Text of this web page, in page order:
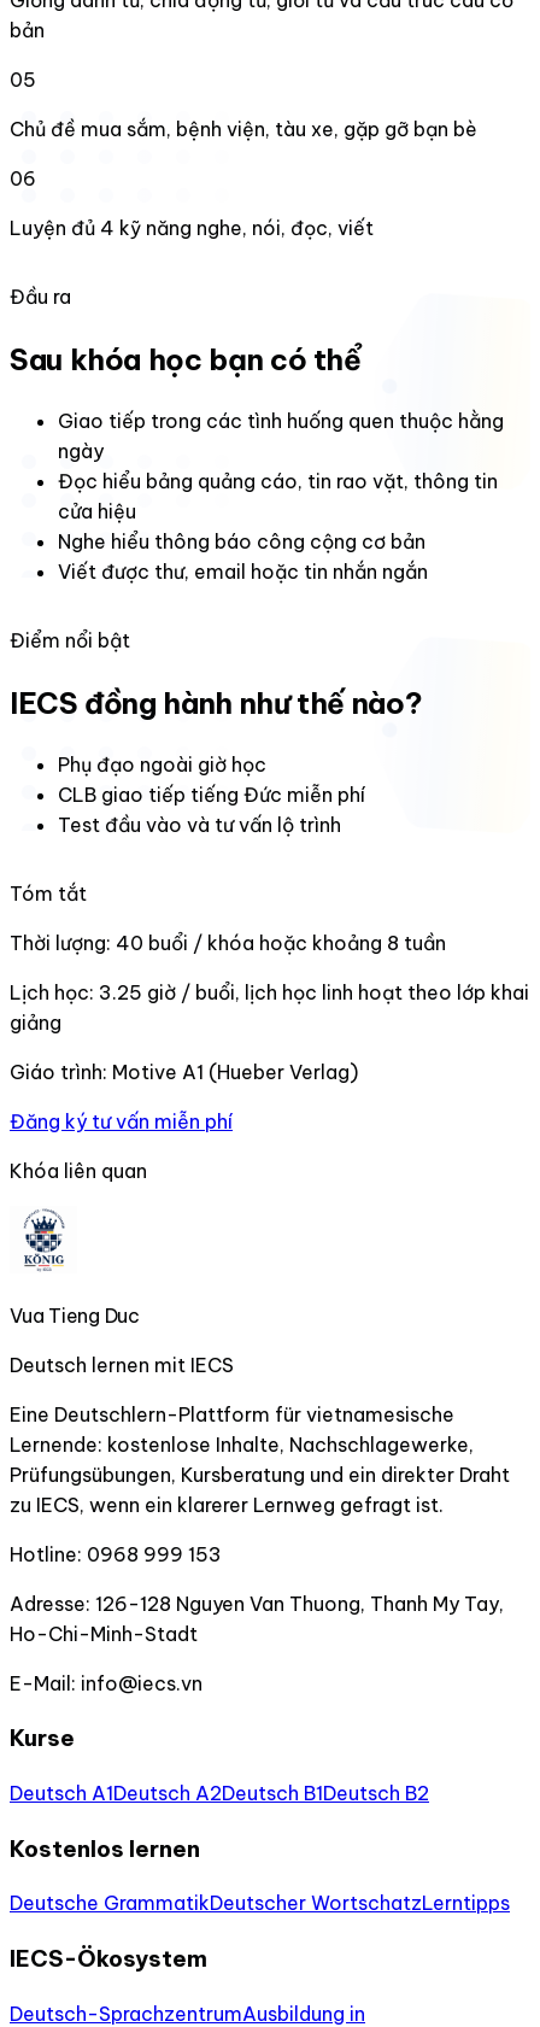
bản
05
Chủ đề mua sắm, bệnh viện, tàu xe, gặp gỡ bạn bè
06
Luyện đủ 4 kỹ năng nghe, nói, đọc, viết
Đầu ra
Sau khóa học bạn có thể
Giao tiếp trong các tình huống quen thuộc hằng
ngày
Đọc hiểu bảng quảng cáo, tin rao vặt, thông tin
cửa hiệu
Nghe hiểu thông báo công cộng cơ bản
Viết được thư, email hoặc tin nhắn ngắn
Điểm nổi bật
IECS đồng hành như thế nào?
Phụ đạo ngoài giờ học
CLB giao tiếp tiếng Đức miễn phí
Test đầu vào và tư vấn lộ trình
Tóm tắt
Thời lượng: 40 buổi / khóa hoặc khoảng 8 tuần
Lịch học: 3.25 giờ / buổi, lịch học linh hoạt theo lớp khai
giảng
Giáo trình: Motive A1 (Hueber Verlag)
Đăng ký tư vấn miễn phí
Khóa liên quan
Vua Tieng Duc
Deutsch lernen mit IECS
Eine Deutschlern-Plattform für vietnamesische
Lernende: kostenlose Inhalte, Nachschlagewerke,
Prüfungsübungen, Kursberatung und ein direkter Draht
zu IECS, wenn ein klarerer Lernweg gefragt ist.
Hotline: 0968 999 153
Adresse: 126-128 Nguyen Van Thuong, Thanh My Tay,
Ho-Chi-Minh-Stadt
E-Mail: info@iecs.vn
Kurse
Deutsch A1Deutsch A2Deutsch B1Deutsch B2
Kostenlos lernen
Deutsche GrammatikDeutscher WortschatzLerntipps
IECS-Ökosystem
Deutsch-SprachzentrumAusbildung in